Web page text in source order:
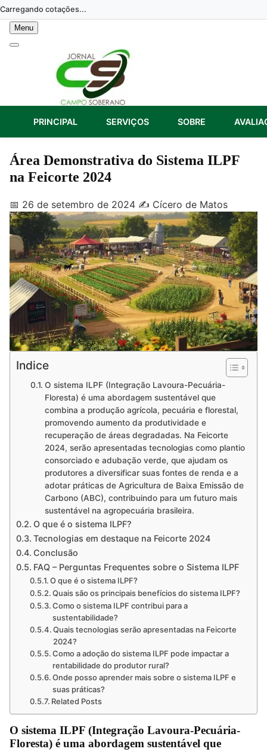
Skip
to
content
Carregando cotações...
Menu
PRINCIPAL SERVIÇOS SOBRE
Área Demonstrativa do Sistema ILPF
na Feicorte 2024
📅 26 de setembro de 2024 ✍️ Cícero de Matos
Indice
O sistema ILPF (Integração Lavoura-Pecuária-
Floresta) é uma abordagem sustentável que
combina a produção agrícola, pecuária e florestal,
promovendo aumento da produtividade e
recuperação de áreas degradadas. Na Feicorte
2024, serão apresentadas tecnologias como plantio
consorciado e adubação verde, que ajudam os
produtores a diversificar suas fontes de renda e a
adotar práticas de Agricultura de Baixa Emissão de
Carbono (ABC), contribuindo para um futuro mais
sustentável na agropecuária brasileira.
O que é o sistema ILPF?
Tecnologias em destaque na Feicorte 2024
Conclusão
FAQ – Perguntas Frequentes sobre o Sistema ILPF
O que é o sistema ILPF?
Quais são os principais benefícios do sistema ILPF?
Como o sistema ILPF contribui para a
sustentabilidade?
Quais tecnologias serão apresentadas na Feicorte
2024?
Como a adoção do sistema ILPF pode impactar a
rentabilidade do produtor rural?
Onde posso aprender mais sobre o sistema ILPF e
suas práticas?
Related Posts
O sistema ILPF (Integração Lavoura-Pecuária-
Floresta) é uma abordagem sustentável que